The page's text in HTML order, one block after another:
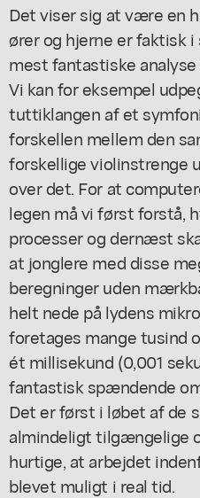
Det viser sig at være en
ører og hjerne er faktisk
mest fantastiske
Vi kan for eksempel
tuttiklangen af et
forskellen mellem den
forskellige
over det. For at
legen må vi først forstå,
processer og dernæst
at jonglere med disse
beregninger uden
helt nede på lydens
foretages mange tusind
ét millisekund (0,001
fantastisk spændende
Det er først i løbet af de
almindeligt tilgængelige
hurtige, at arbejdet
blevet muligt i real tid.